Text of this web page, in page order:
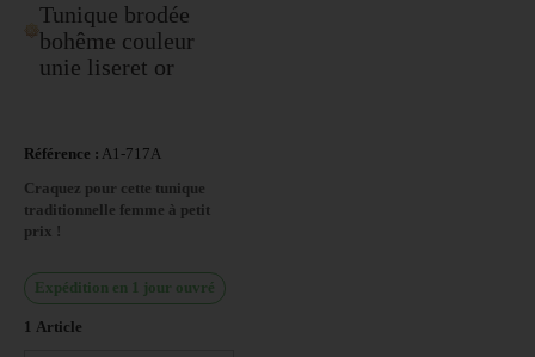
Tunique brodée
bohême couleur
unie liseret or
Référence : A1-717A
Craquez pour cette tunique
traditionnelle femme à petit
prix !
Expédition en 1 jour ouvré
1 Article